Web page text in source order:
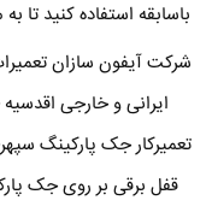
باسابقه استفاده کنید تا
شرکت آیفون سازان
ایرانی و خارجی
تعمیرکار جک پارکینگ
قفل برقی بر روی جک